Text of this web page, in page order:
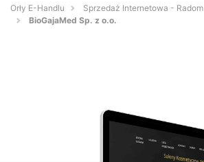
Orły E-Handlu
Sprzedaż Internetowa - Radom
BioGajaMed Sp. z o.o.